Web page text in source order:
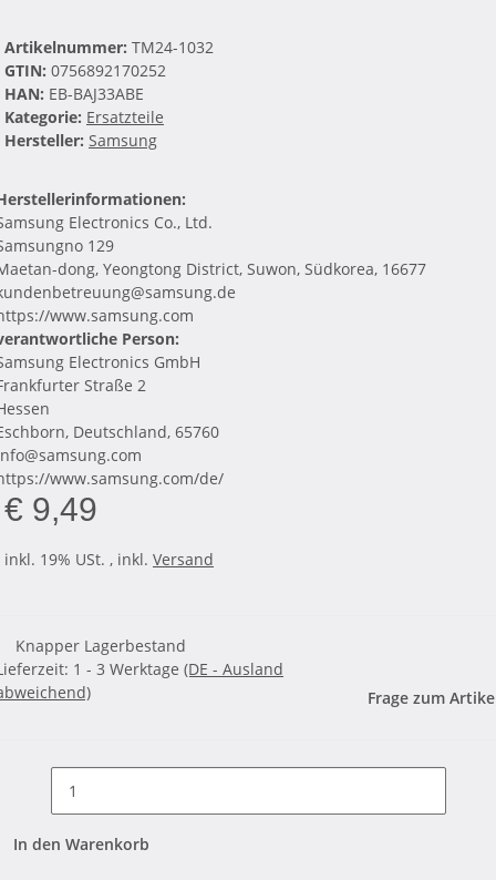
Artikelnummer: TM24-1032
GTIN: 0756892170252
HAN: EB-BAJ33ABE
Kategorie: Ersatzteile
Hersteller: Samsung
Electronics Co., Ltd.
129
dong, Yeongtong District, Suwon, Südkorea, 16677
www.samsung.com
Person:
Electronics GmbH
Straße 2
Deutschland, 65760
www.samsung.com/de/
€ 9,49
inkl. 19% USt. , inkl. Versand
Knapper Lagerbestand
1 - 3 Werktage (DE - Ausland
Frage zum
In den Warenkorb